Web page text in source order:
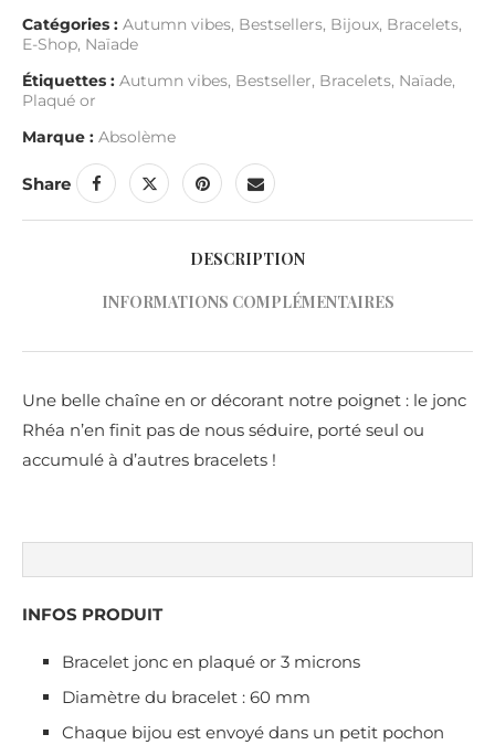
Catégories : Autumn vibes, Bestsellers, Bijoux, Bracelets,
E-Shop, Naïade
Étiquettes : Autumn vibes, Bestseller, Bracelets, Naïade,
Plaqué or
Marque : Absolème
Share
DESCRIPTION
INFORMATIONS COMPLÉMENTAIRES
Une belle chaîne en or décorant notre poignet : le jonc
Rhéa n’en finit pas de nous séduire, porté seul ou
accumulé à d’autres bracelets !
INFOS PRODUIT
Bracelet jonc en plaqué or 3 microns
Diamètre du bracelet : 60 mm
Chaque bijou est envoyé dans un petit pochon